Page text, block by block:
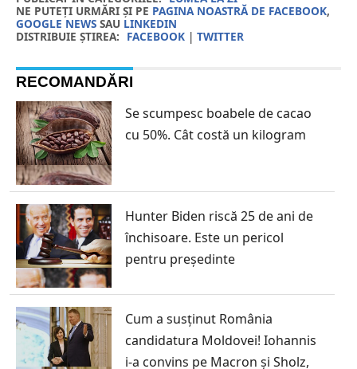
NE PUTEȚI URMĂRI ȘI PE PAGINA NOASTRĂ DE FACEBOOK,
GOOGLE NEWSSAU LINKEDIN
DISTRIBUIE ȘTIREA: FACEBOOK| TWITTER
RECOMANDĂRI
Se scumpesc boabele de cacao
cu 50%. Cât costă un kilogram
Hunter Biden riscă 25 de ani de
închisoare. Este un pericol
pentru președinte
Cum a susținut România
candidatura Moldovei! Iohannis
i-a convins pe Macron și Sholz,